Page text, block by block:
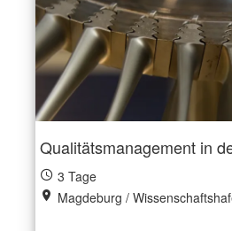
Qualitätsmanagement in
3 Tage
Magdeburg /